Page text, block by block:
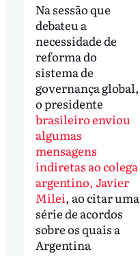
Na sessão que
debateu a
necessidade de
reforma do
sistema de
governança global,
o presidente
brasileiro enviou
algumas
mensagens
indiretas ao colega
argentino, Javier
Milei, ao citar uma
série de acordos
sobre os quais a
Argentina